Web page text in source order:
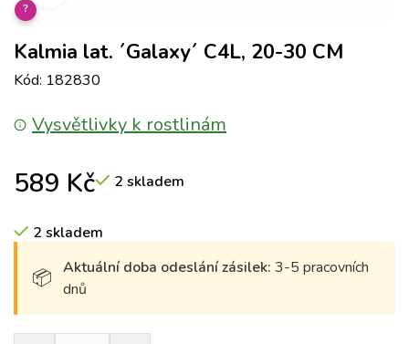
?
Kalmia lat. ´Galaxy´ C4L, 20-30 CM
Kód: 182830
Vysvětlivky k rostlinám
589 Kč 2 skladem
2 skladem
Aktuální doba odeslání zásilek: 3-5 pracovních
dnů